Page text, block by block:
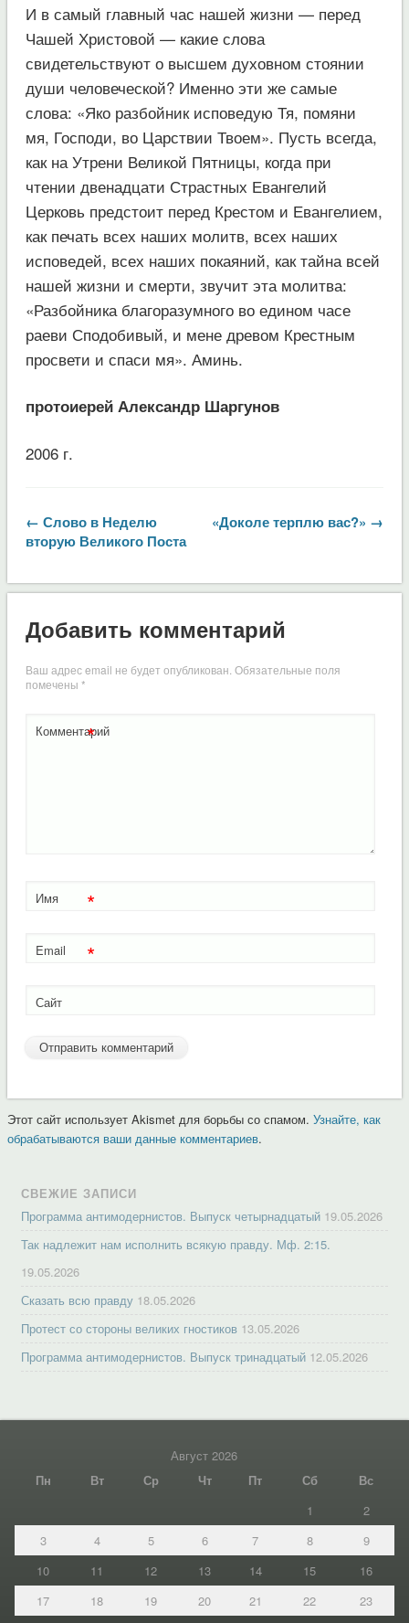
И в самый главный час нашей жизни — перед
Чашей Христовой — какие слова
свидетельствуют о высшем духовном стоянии
души человеческой? Именно эти же самые
слова: «Яко разбойник исповедую Тя, помяни
мя, Господи, во Царствии Твоем». Пусть всегда,
как на Утрени Великой Пятницы, когда при
чтении двенадцати Страстных Евангелий
Церковь предстоит перед Крестом и Евангелием,
как печать всех наших молитв, всех наших
исповедей, всех наших покаяний, как тайна всей
нашей жизни и смерти, звучит эта молитва:
«Разбойника благоразумного во едином часе
раеви Сподобивый, и мене древом Крестным
просвети и спаси мя». Аминь.
протоиерей Александр Шаргунов
2006 г.
← Слово в Неделю
вторую Великого Поста
«Доколе терплю вас?» →
Добавить комментарий
Ваш адрес email не будет опубликован.Обязательные поля
помечены *
Комментарий
*
Имя *
Email *
Сайт
Этот сайт использует Akismet для борьбы со спамом. Узнайте, как
обрабатываются ваши данные комментариев.
СВЕЖИЕ ЗАПИСИ
Программа антимодернистов. Выпуск четырнадцатый 19.05.2026
Так надлежит нам исполнить всякую правду. Мф. 2:15.
19.05.2026
Сказать всю правду 18.05.2026
Протест со стороны великих гностиков 13.05.2026
Программа антимодернистов. Выпуск тринадцатый 12.05.2026
Август 2026
Пн
Вт Ср Чт Пт Сб
Вс
1
2
3
4 5 6 7 8
9
10
11 12 13 14 15
16
17
18 19 20 21 22
23